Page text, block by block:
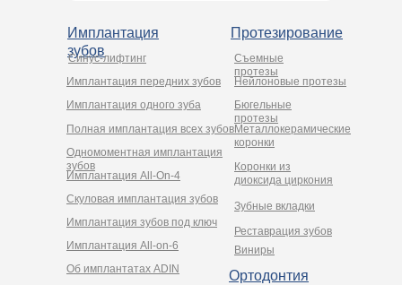
Имплантация All-on-6
Имплантация зубов под ключ
Cкуловая имплантация зубов
Имплантация All-On-4
Ортодонтия
Имплантация
зубов
Одномоментная имплантация
зубов
Полная имплантация всех зубов
Имплантация одного зуба
Имплантация передних зубов
Об имплантатах ADIN
Синус-лифтинг
Нейлоновые протезы
Бюгельные
протезы
Металлокерамические
коронки
Коронки из
диоксида циркония
Зубные вкладки
Реставрация зубов
Виниры
Протезирование
Съемные
протезы